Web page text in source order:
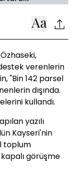
verenlerin
"Bin 142 parsel
dışında.
kullandı.
yazılı
Kayseri'nin
toplum
görüşme